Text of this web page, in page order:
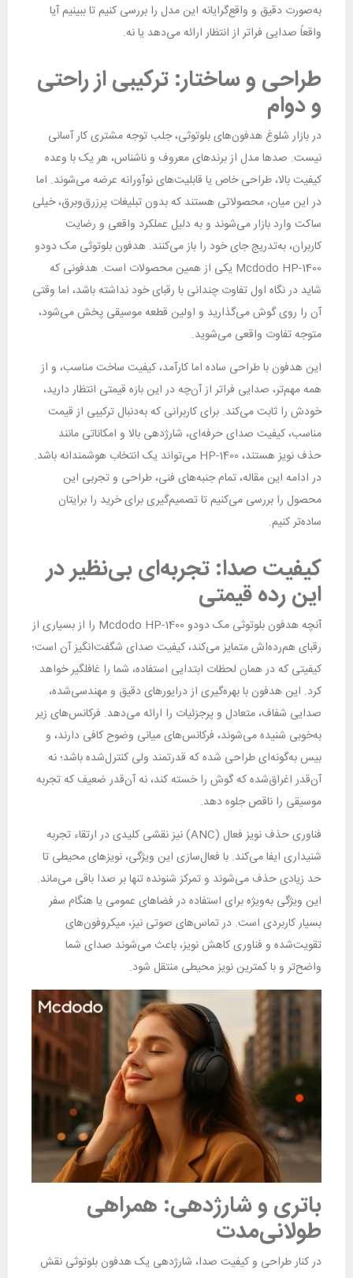
به‌صورت دقیق و واقع‌گرایانه این مدل را بررسی کنیم تا ببینیم آیا
واقعاً صدایی فراتر از انتظار ارائه می‌دهد یا نه.
طراحی و ساختار: ترکیبی از راحتی
و دوام
در بازار شلوغ هدفون‌های بلوتوثی، جلب توجه مشتری کار آسانی
نیست. صدها مدل از برندهای معروف و ناشناس، هر یک با وعده
کیفیت بالا، طراحی خاص یا قابلیت‌های نوآورانه عرضه می‌شوند. اما
در این میان، محصولاتی هستند که بدون تبلیغات پرزرق‌وبرق، خیلی
ساکت وارد بازار می‌شوند و به دلیل عملکرد واقعی و رضایت
کاربران، به‌تدریج جای خود را باز می‌کنند. هدفون بلوتوثی مک دودو
Mcdodo HP-1400 یکی از همین محصولات است. هدفونی که
شاید در نگاه اول تفاوت چندانی با رقبای خود نداشته باشد، اما وقتی
آن را روی گوش می‌گذارید و اولین قطعه موسیقی پخش می‌شود،
متوجه تفاوت واقعی می‌شوید.
این هدفون با طراحی ساده اما کارآمد، کیفیت ساخت مناسب، و از
همه مهم‌تر، صدایی فراتر از آن‌چه در این بازه قیمتی انتظار دارید،
خودش را ثابت می‌کند. برای کاربرانی که به‌دنبال ترکیبی از قیمت
مناسب، کیفیت صدای حرفه‌ای، شارژدهی بالا و امکاناتی مانند
حذف نویز هستند، HP-1400 می‌تواند یک انتخاب هوشمندانه باشد.
در ادامه این مقاله، تمام جنبه‌های فنی، طراحی و تجربی این
محصول را بررسی می‌کنیم تا تصمیم‌گیری برای خرید را برایتان
ساده‌تر کنیم.
کیفیت صدا: تجربه‌ای بی‌نظیر در
این رده قیمتی
آنچه هدفون بلوتوثی مک دودو Mcdodo HP-1400 را از بسیاری از
رقبای هم‌رده‌اش متمایز می‌کند، کیفیت صدای شگفت‌انگیز آن است؛
کیفیتی که در همان لحظات ابتدایی استفاده، شما را غافلگیر خواهد
کرد. این هدفون با بهره‌گیری از درایورهای دقیق و مهندسی‌شده،
صدایی شفاف، متعادل و پرجزئیات را ارائه می‌دهد. فرکانس‌های زیر
به‌خوبی شنیده می‌شوند، فرکانس‌های میانی وضوح کافی دارند، و
بیس به‌گونه‌ای طراحی شده که قدرتمند ولی کنترل‌شده باشد؛ نه
آن‌قدر اغراق‌شده که گوش را خسته کند، نه آن‌قدر ضعیف که تجربه
موسیقی را ناقص جلوه دهد.
فناوری حذف نویز فعال (ANC) نیز نقشی کلیدی در ارتقاء تجربه
شنیداری ایفا می‌کند. با فعال‌سازی این ویژگی، نویزهای محیطی تا
حد زیادی حذف می‌شوند و تمرکز شنونده تنها بر صدا باقی می‌ماند.
این ویژگی به‌ویژه برای استفاده در فضاهای عمومی یا هنگام سفر
بسیار کاربردی است. در تماس‌های صوتی نیز، میکروفون‌های
تقویت‌شده و فناوری کاهش نویز، باعث می‌شوند صدای شما
واضح‌تر و با کمترین نویز محیطی منتقل شود.
باتری و شارژدهی: همراهی
طولانی‌مدت
در کنار طراحی و کیفیت صدا، شارژدهی یک هدفون بلوتوثی نقش